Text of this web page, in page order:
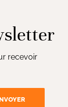
recevoir